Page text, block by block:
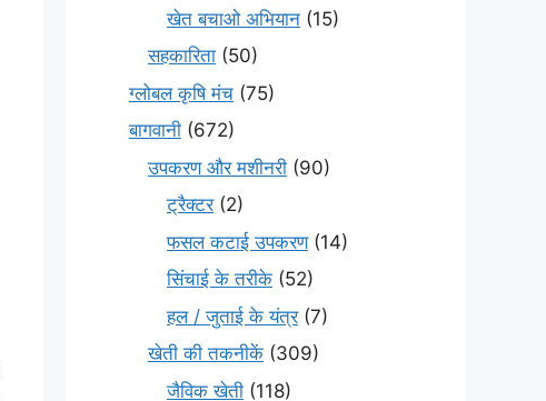
खेत बचाओ अभियान (15)
सहकारिता (50)
ग्लोबल कृषि मंच (75)
बागवानी (672)
उपकरण और मशीनरी (90)
ट्रैक्टर(2)
फसल कटाई उपकरण(14)
सिंचाई के तरीके (52)
हल / जुताई के यंत्र(7)
खेती की तकनीकें (309)
जैविक खेती (118)